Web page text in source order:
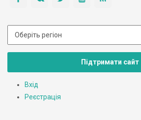
Підтримати сайт
Вхід
Реєстрація